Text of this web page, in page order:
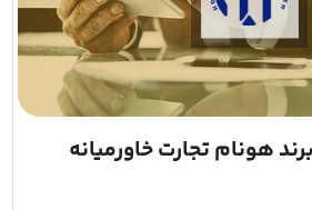
هونام تجارت خاورمیانه